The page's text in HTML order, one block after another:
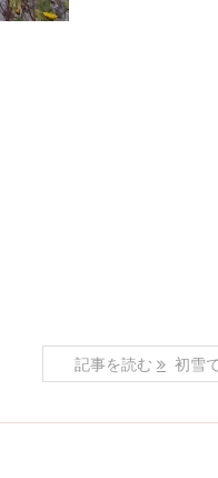
記事を読む 初雪